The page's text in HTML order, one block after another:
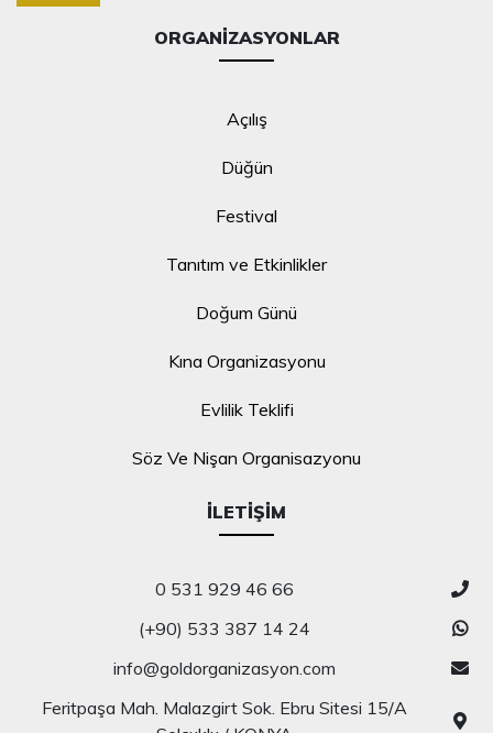
ORGANIZASYONLAR
Açılış
Düğün
Festival
Tanıtım ve Etkinlikler
Doğum Günü
Kına Organizasyonu
Evlilik Teklifi
Söz Ve Nişan Organisazyonu
İLETIŞIM
0 531 929 46 66
(+90) 533 387 14 24
info@goldorganizasyon.com
Feritpaşa Mah. Malazgirt Sok. Ebru Sitesi 15/A